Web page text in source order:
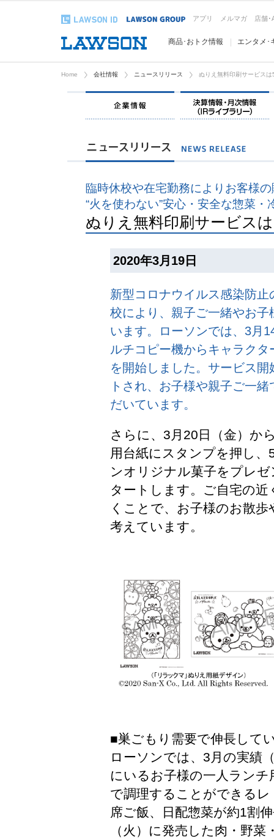
アプリ メルマガ 店舗･
商品･おトク情報 エンタメ･
Home 会社情報 ニュースリリース ぬりえ無料印刷サービス
企業情報
臨時休校や在宅勤務によりお客様
“火を使わない”安心・安全な惣菜・
ぬりえ無料印刷サービス
2020年3月19日
新型コロナウイルス感染防
校により、親子ご一緒やお
います。ローソンでは、3月
ルチコピー機からキャラク
を開始しました。サービス
トされ、お子様や親子ご一
だいています。
さらに、3月20日（金）か
用台紙にスタンプを押し
ンオリジナル菓子をプレ
タートします。ご自宅の
くことで、お子様のお散
考えています。
■巣ごもり需要で伸長して
ローソンでは、3月の実績
にいるお子様の一人ラン
で調理することができる
席ご飯、日配惣菜が約1割
（火）に発売した肉・野